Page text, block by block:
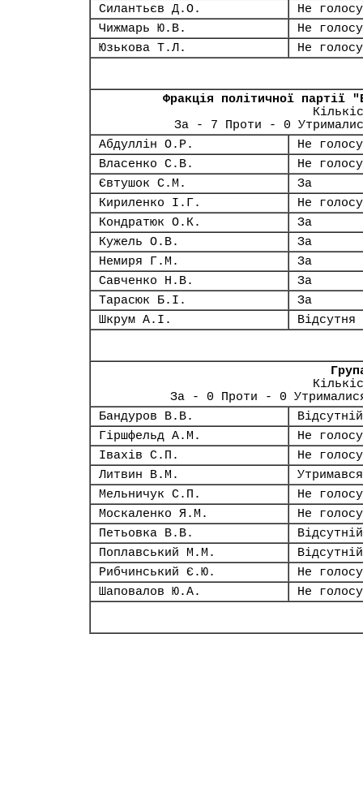
Силантьєв Д.О.
Не
Чижмарь Ю.В.
Не
Юзькова Т.Л.
Не
Фракція політичної партії
За - 7 Проти - 0
Абдуллін О.Р.
Не
Власенко С.В.
Не
Євтушок С.М.
За
Кириленко І.Г.
Не
Кондратюк О.К.
За
Кужель О.В.
За
Немиря Г.М.
За
Савченко Н.В.
За
Тарасюк Б.І.
За
Шкрум А.І.
Відсутня
За - 0 Проти - 0
Бандуров В.В.
Відсутній
Гіршфельд А.М.
Не
Івахів С.П.
Не
Литвин В.М.
Утримався
Мельничук С.П.
Не
Москаленко Я.М.
Не
Петьовка В.В.
Відсутній
Поплавський М.М.
Відсутній
Рибчинський Є.Ю.
Не
Шаповалов Ю.А.
Не